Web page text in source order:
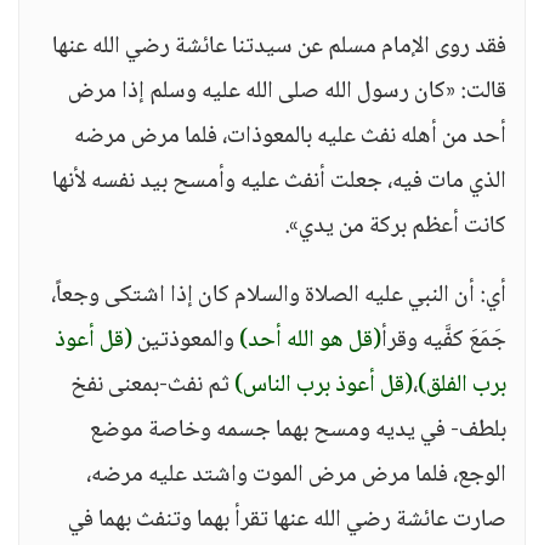
فقد روى الإمام مسلم عن سيدتنا عائشة رضي الله عنها
قالت: «كان رسول الله صلى الله عليه وسلم إذا مرض
أحد من أهله نفث عليه بالمعوذات، فلما مرض مرضه
الذي مات فيه، جعلت أنفث عليه وأمسح بيد نفسه لأنها
كانت أعظم بركة من يدي».
أي: أن النبي عليه الصلاة والسلام كان إذا اشتكى وجعاً،
جَمَعَ كفَّيه وقرأ(قل هو الله أحد)والمعوذتين(قل أعوذ
برب الفلق)،(قل أعوذ برب الناس)ثم نفث-بمعنى نفخ
بلطف- في يديه ومسح بهما جسمه وخاصة موضع
الوجع، فلما مرض مرض الموت واشتد عليه مرضه،
صارت عائشة رضي الله عنها تقرأ بهما وتنفث بهما في